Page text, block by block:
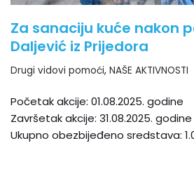
Za sanaciju kuće nakon
Daljević iz Prijedora
Drugi vidovi pomoći, NAŠE AKTIVNOSTI
Početak akcije: 01.08.2025. godine
Završetak akcije: 31.08.2025. godine
Ukupno obezbijeđeno sredstava: